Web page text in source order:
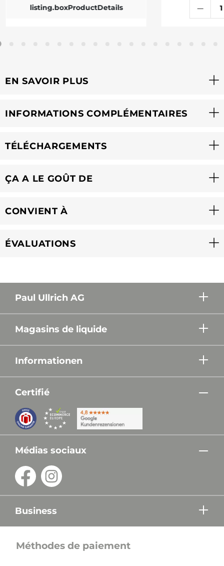
listing.boxProductDetails
EN SAVOIR PLUS
INFORMATIONS COMPLÉMENTAIRES
TÉLÉCHARGEMENTS
ÇA A LE GOÛT DE
CONVIENT À
ÉVALUATIONS
Paul Ullrich AG
Magasins de liquide
Informationen
Certifié
Médias sociaux
Business
Méthodes de paiement